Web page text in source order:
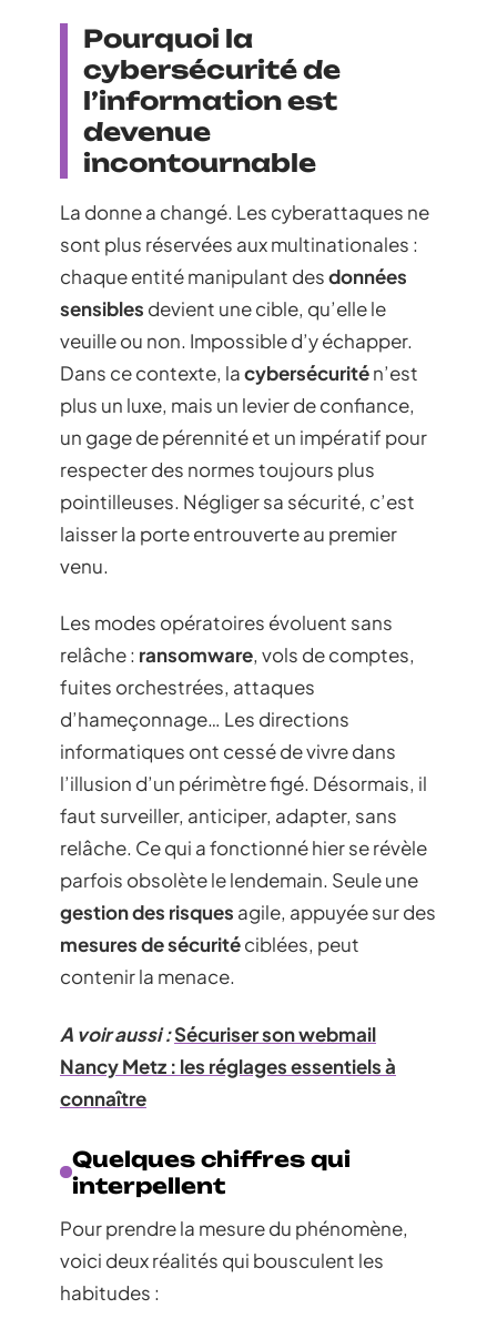
Pourquoi la
cybersécurité de
l’information est
devenue
incontournable
La donne a changé. Les cyberattaques ne
sont plus réservées aux multinationales :
chaque entité manipulant desdonnées
sensibles devient une cible, qu’elle le
veuille ou non. Impossible d’y échapper.
Dans ce contexte, lacybersécuritén’est
plus un luxe, mais un levier de confiance,
un gage de pérennité et un impératif pour
respecter des normes toujours plus
pointilleuses. Négliger sa sécurité, c’est
laisser la porte entrouverte au premier
venu.
Les modes opératoires évoluent sans
relâche : ransomware, vols de comptes,
fuites orchestrées, attaques
d’hameçonnage… Les directions
informatiques ont cessé de vivre dans
l’illusion d’un périmètre figé. Désormais, il
faut surveiller, anticiper, adapter, sans
relâche. Ce qui a fonctionné hier se révèle
parfois obsolète le lendemain. Seule une
gestion des risques agile, appuyée sur des
mesures de sécuritéciblées, peut
contenir la menace.
A voir aussi :Sécuriser son webmail
Nancy Metz : les réglages essentiels à
connaître
Quelques chiffres qui
interpellent
Pour prendre la mesure du phénomène,
voici deux réalités qui bousculent les
habitudes :